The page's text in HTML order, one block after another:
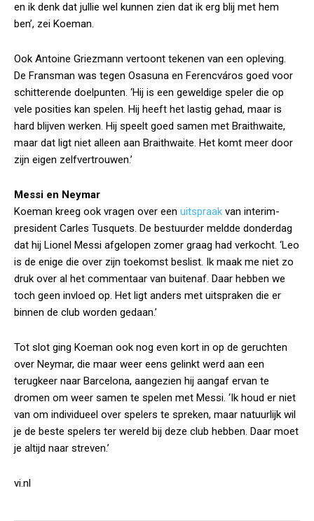
en ik denk dat jullie wel kunnen zien dat ik erg blij met hem
ben’, zei Koeman.
Ook Antoine Griezmann vertoont tekenen van een opleving.
De Fransman was tegen Osasuna en Ferencváros goed voor
schitterende doelpunten. ‘Hij is een geweldige speler die op
vele posities kan spelen. Hij heeft het lastig gehad, maar is
hard blijven werken. Hij speelt goed samen met Braithwaite,
maar dat ligt niet alleen aan Braithwaite. Het komt meer door
zijn eigen zelfvertrouwen.’
Messi en Neymar
Koeman kreeg ook vragen over een uitspraak van interim-
president Carles Tusquets. De bestuurder meldde donderdag
dat hij Lionel Messi afgelopen zomer graag had verkocht. ‘Leo
is de enige die over zijn toekomst beslist. Ik maak me niet zo
druk over al het commentaar van buitenaf. Daar hebben we
toch geen invloed op. Het ligt anders met uitspraken die er
binnen de club worden gedaan.’
Tot slot ging Koeman ook nog even kort in op de geruchten
over Neymar, die maar weer eens gelinkt werd aan een
terugkeer naar Barcelona, aangezien hij aangaf ervan te
dromen om weer samen te spelen met Messi. ‘Ik houd er niet
van om individueel over spelers te spreken, maar natuurlijk wil
je de beste spelers ter wereld bij deze club hebben. Daar moet
je altijd naar streven.’
vi.nl